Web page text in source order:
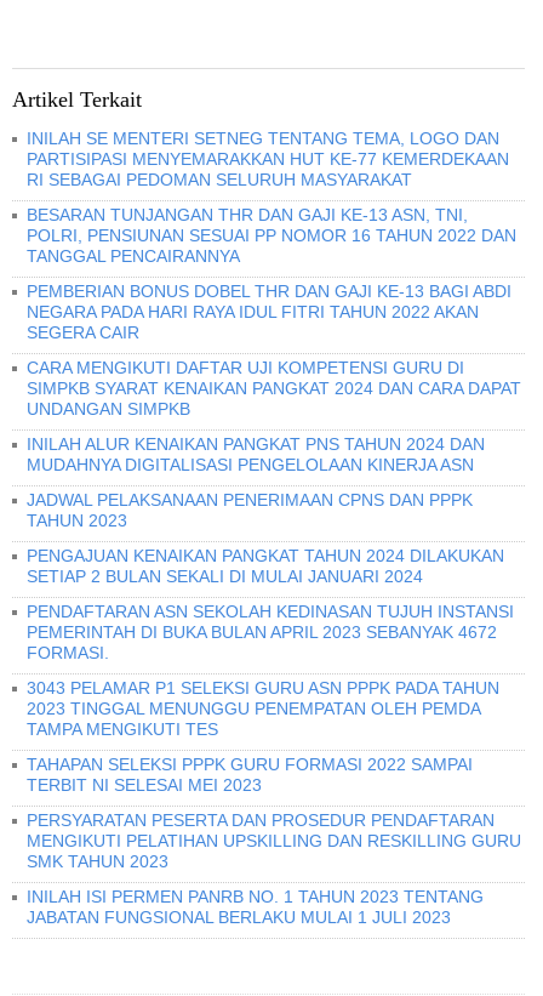
Artikel Terkait
INILAH SE MENTERI SETNEG TENTANG TEMA, LOGO DAN
PARTISIPASI MENYEMARAKKAN HUT KE-77 KEMERDEKAAN
RI SEBAGAI PEDOMAN SELURUH MASYARAKAT
BESARAN TUNJANGAN THR DAN GAJI KE-13 ASN, TNI,
POLRI, PENSIUNAN SESUAI PP NOMOR 16 TAHUN 2022 DAN
TANGGAL PENCAIRANNYA
PEMBERIAN BONUS DOBEL THR DAN GAJI KE-13 BAGI ABDI
NEGARA PADA HARI RAYA IDUL FITRI TAHUN 2022 AKAN
SEGERA CAIR
CARA MENGIKUTI DAFTAR UJI KOMPETENSI GURU DI
SIMPKB SYARAT KENAIKAN PANGKAT 2024 DAN CARA DAPAT
UNDANGAN SIMPKB
INILAH ALUR KENAIKAN PANGKAT PNS TAHUN 2024 DAN
MUDAHNYA DIGITALISASI PENGELOLAAN KINERJA ASN
JADWAL PELAKSANAAN PENERIMAAN CPNS DAN PPPK
TAHUN 2023
PENGAJUAN KENAIKAN PANGKAT TAHUN 2024 DILAKUKAN
SETIAP 2 BULAN SEKALI DI MULAI JANUARI 2024
PENDAFTARAN ASN SEKOLAH KEDINASAN TUJUH INSTANSI
PEMERINTAH DI BUKA BULAN APRIL 2023 SEBANYAK 4672
FORMASI.
3043 PELAMAR P1 SELEKSI GURU ASN PPPK PADA TAHUN
2023 TINGGAL MENUNGGU PENEMPATAN OLEH PEMDA
TAMPA MENGIKUTI TES
TAHAPAN SELEKSI PPPK GURU FORMASI 2022 SAMPAI
TERBIT NI SELESAI MEI 2023
PERSYARATAN PESERTA DAN PROSEDUR PENDAFTARAN
MENGIKUTI PELATIHAN UPSKILLING DAN RESKILLING GURU
SMK TAHUN 2023
INILAH ISI PERMEN PANRB NO. 1 TAHUN 2023 TENTANG
JABATAN FUNGSIONAL BERLAKU MULAI 1 JULI 2023